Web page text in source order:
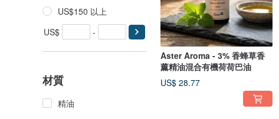
US$150 以上
US$
-
材質
精油
Aster Aroma - 3% 香蜂草香
薰精油混合有機荷荷巴油
US$ 28.77